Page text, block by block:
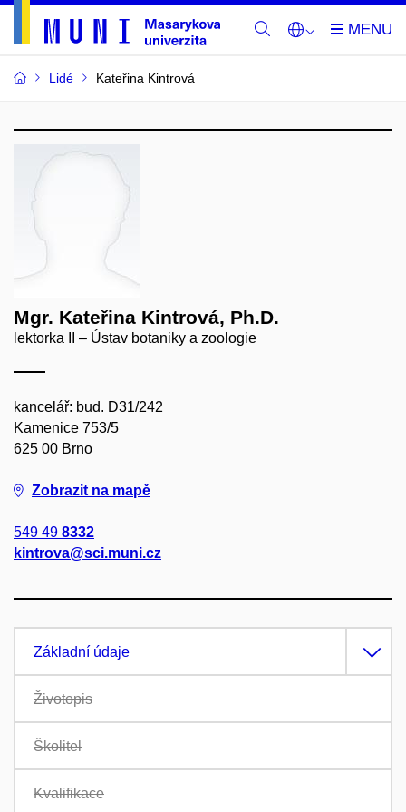
Lidé Kateřina Kintrová
Mgr. Kateřina Kintrová, Ph.D.
lektorka II – Ústav botaniky a zoologie
kancelář: bud. D31/242
Kamenice 753/5
625 00 Brno
Zobrazit na mapě
549 49 8332
kintrova@sci.muni.cz
Základní údaje
Životopis
Školitel
Kvalifikace